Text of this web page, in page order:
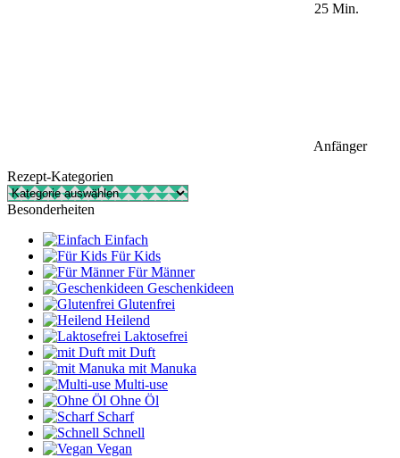
25 Min.
Anfänger
Rezept-Kategorien
Rezept-
Kategorien
Besonderheiten
Einfach
Für Kids
Für Männer
Geschenkideen
Glutenfrei
Heilend
Laktosefrei
mit Duft
mit Manuka
Multi-use
Ohne Öl
Scharf
Schnell
Vegan